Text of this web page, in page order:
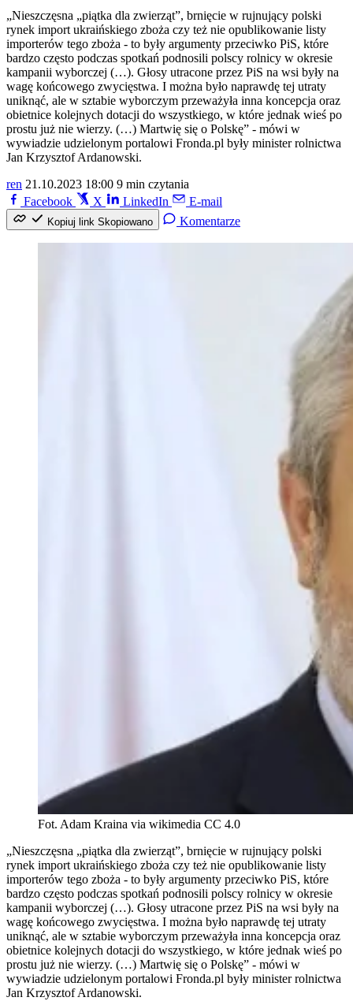
„Nieszczęsna „piątka dla zwierząt”, brnięcie w rujnujący polski
rynek import ukraińskiego zboża czy też nie opublikowanie listy
importerów tego zboża - to były argumenty przeciwko PiS, które
bardzo często podczas spotkań podnosili polscy rolnicy w okresie
kampanii wyborczej (…). Głosy utracone przez PiS na wsi były na
wagę końcowego zwycięstwa. I można było naprawdę tej utraty
uniknąć, ale w sztabie wyborczym przeważyła inna koncepcja oraz
obietnice kolejnych dotacji do wszystkiego, w które jednak wieś po
prostu już nie wierzy. (…) Martwię się o Polskę” - mówi w
wywiadzie udzielonym portalowi Fronda.pl były minister rolnictwa
Jan Krzysztof Ardanowski.
ren 21.10.2023 18:00 9 min czytania
Facebook
X LinkedIn E-mail
Kopiuj link Skopiowano Komentarze
Fot. Adam Kraina via wikimedia CC 4.0
„Nieszczęsna „piątka dla zwierząt”, brnięcie w rujnujący polski
rynek import ukraińskiego zboża czy też nie opublikowanie listy
importerów tego zboża - to były argumenty przeciwko PiS, które
bardzo często podczas spotkań podnosili polscy rolnicy w okresie
kampanii wyborczej (…). Głosy utracone przez PiS na wsi były na
wagę końcowego zwycięstwa. I można było naprawdę tej utraty
uniknąć, ale w sztabie wyborczym przeważyła inna koncepcja oraz
obietnice kolejnych dotacji do wszystkiego, w które jednak wieś po
prostu już nie wierzy. (…) Martwię się o Polskę” - mówi w
wywiadzie udzielonym portalowi Fronda.pl były minister rolnictwa
Jan Krzysztof Ardanowski.